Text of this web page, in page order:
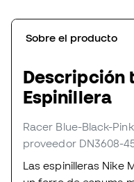
Sobre el producto
Descripción
Espinillera
Racer Blue-Black-
proveedor DN3608-
Las espinilleras Nike